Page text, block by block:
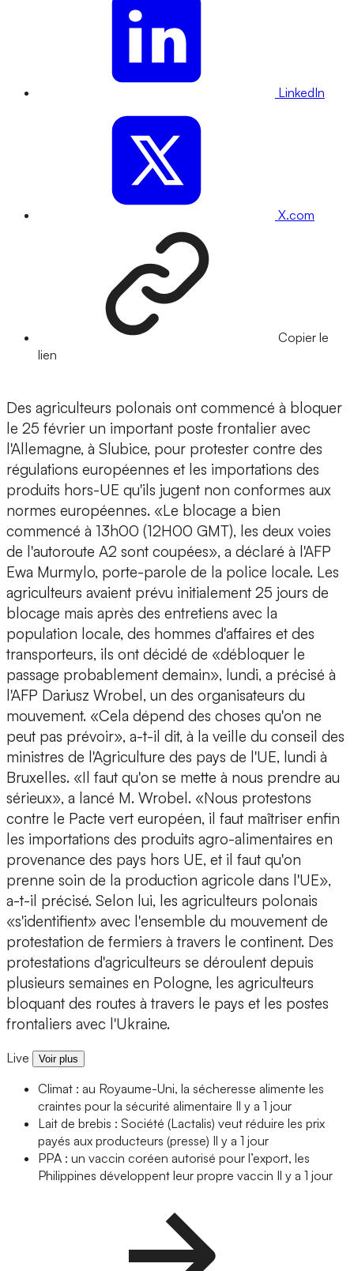
LinkedIn
X.com
Copier le
lien
Des agriculteurs polonais ont commencé à bloquer
le 25 février un important poste frontalier avec
l'Allemagne, à Slubice, pour protester contre des
régulations européennes et les importations des
produits hors-UE qu'ils jugent non conformes aux
normes européennes. «Le blocage a bien
commencé à 13h00 (12H00 GMT), les deux voies
de l'autoroute A2 sont coupées», a déclaré à l'AFP
Ewa Murmylo, porte-parole de la police locale. Les
agriculteurs avaient prévu initialement 25 jours de
blocage mais après des entretiens avec la
population locale, des hommes d'affaires et des
transporteurs, ils ont décidé de «débloquer le
passage probablement demain», lundi, a précisé à
l'AFP Dariusz Wrobel, un des organisateurs du
mouvement. «Cela dépend des choses qu'on ne
peut pas prévoir», a-t-il dit, à la veille du conseil des
ministres de l'Agriculture des pays de l'UE, lundi à
Bruxelles. «Il faut qu'on se mette à nous prendre au
sérieux», a lancé M. Wrobel. «Nous protestons
contre le Pacte vert européen, il faut maîtriser enfin
les importations des produits agro-alimentaires en
provenance des pays hors UE, et il faut qu'on
prenne soin de la production agricole dans l'UE»,
a-t-il précisé. Selon lui, les agriculteurs polonais
«s'identifient» avec l'ensemble du mouvement de
protestation de fermiers à travers le continent. Des
protestations d'agriculteurs se déroulent depuis
plusieurs semaines en Pologne, les agriculteurs
bloquant des routes à travers le pays et les postes
frontaliers avec l'Ukraine.
Live Voir plus
Climat : au Royaume-Uni, la sécheresse alimente les
craintes pour la sécurité alimentaire Il y a 1 jour
Lait de brebis : Société (Lactalis) veut réduire les prix
payés aux producteurs (presse) Il y a 1 jour
PPA : un vaccin coréen autorisé pour l’export, les
Philippines développent leur propre vaccin Il y a 1 jour